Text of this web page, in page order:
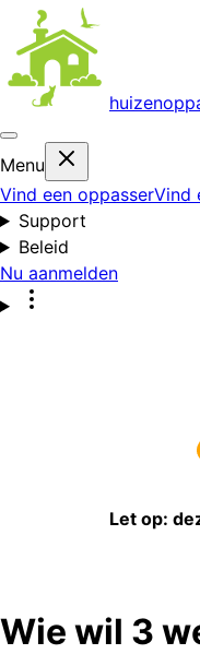
Menu
Vind een oppasserVind
Support
Beleid
Nu aanmelden
Let op:
Wie wil 3